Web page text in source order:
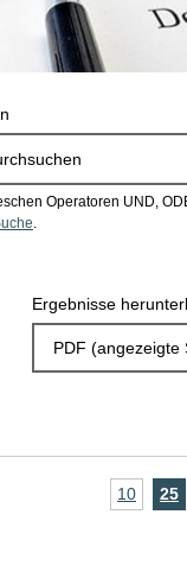
Operatoren UND,
.
Ergebnisse
A
10 25